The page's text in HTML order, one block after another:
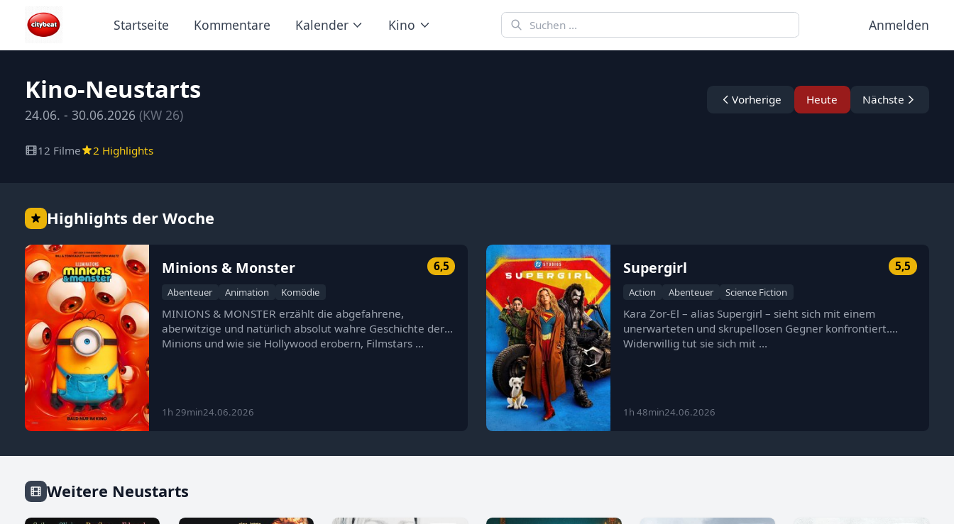
Startseite Kommentare Kalender Kino Anmelden
Kino-Neustarts
24.06. - 30.06.2026 (KW 26)
Vorherige Heute Nächste
12 Filme 2 Highlights
Highlights der Woche
Minions & Monster 6,5
Abenteuer Animation Komödie
MINIONS & MONSTER erzählt die abgefahrene,
aberwitzige und natürlich absolut wahre Geschichte der
Minions und wie sie Hollywood erobern, Filmstars …
1h 29min24.06.2026
Supergirl 5,5
Action Abenteuer Science Fiction
Kara Zor-El – alias Supergirl – sieht sich mit einem
unerwarteten und skrupellosen Gegner konfrontiert.
Widerwillig tut sie sich mit …
1h 48min24.06.2026
Weitere Neustarts